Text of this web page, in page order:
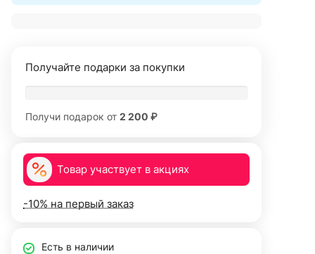
Получайте подарки за покупки
Получи подарок от 2 200 ₽
Товар участвует в акциях
-10% на первый заказ
Есть в наличии